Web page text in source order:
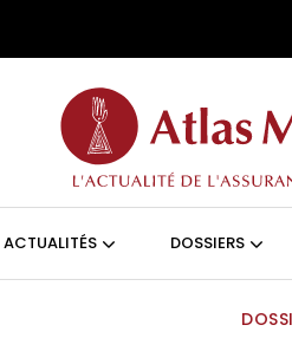
ACTUALITÉS DOSSIERS